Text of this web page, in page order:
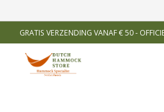
GRATIS VERZENDING VANAF € 50 -